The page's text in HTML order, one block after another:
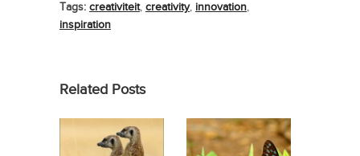
Tags: creativiteit, creativity, innovation,
inspiration
Related Posts